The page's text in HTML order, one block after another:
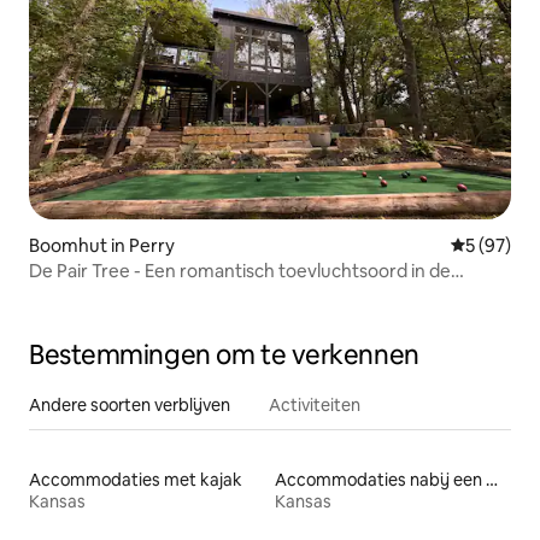
Boomhut in Perry
5 (97)
De Pair Tree - Een romantisch toevluchtsoord in de
Bestemmingen om te verkennen
Andere soorten verblijven Activiteiten
Accommodaties met kajak
Kansas
Accommodaties nabij een meer
Kansas